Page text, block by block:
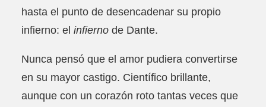
C
A
I
D
A
hasta el punto de desencadenar su propio
infierno: el infierno de Dante.
Nunca pensó que el amor pudiera convertirse
en su mayor castigo. Científico brillante,
aunque con un corazón roto tantas veces que